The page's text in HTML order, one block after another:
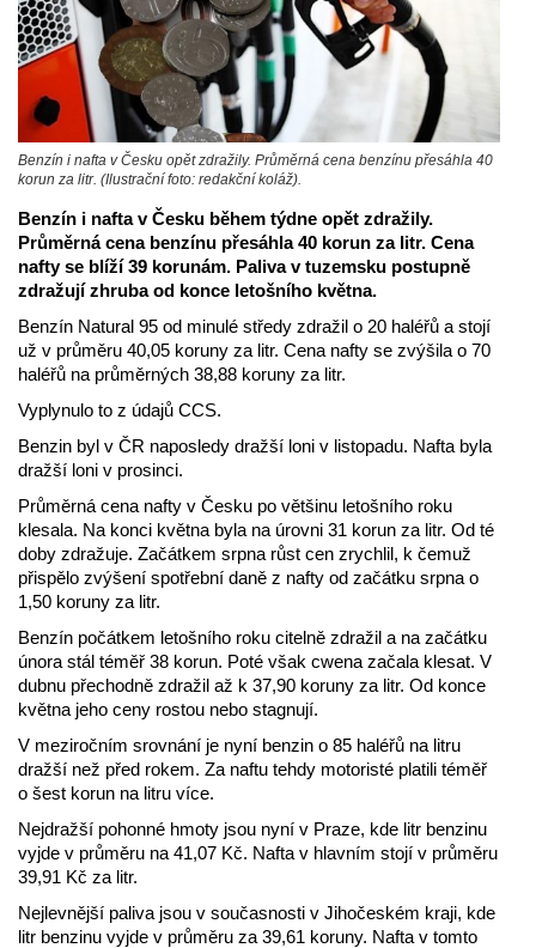
Benzín i nafta v Česku opět zdražily. Průměrná cena benzínu přesáhla 40
korun za litr. (Ilustrační foto: redakční koláž).
Benzín i nafta v Česku během týdne opět zdražily.
Průměrná cena benzínu přesáhla 40 korun za litr. Cena
nafty se blíží 39 korunám. Paliva v tuzemsku postupně
zdražují zhruba od konce letošního května.
Benzín Natural 95 od minulé středy zdražil o 20 haléřů a stojí
už v průměru 40,05 koruny za litr. Cena nafty se zvýšila o 70
haléřů na průměrných 38,88 koruny za litr.
Vyplynulo to z údajů CCS.
Benzin byl v ČR naposledy dražší loni v listopadu. Nafta byla
dražší loni v prosinci.
Průměrná cena nafty v Česku po většinu letošního roku
klesala. Na konci května byla na úrovni 31 korun za litr. Od té
doby zdražuje. Začátkem srpna růst cen zrychlil, k čemuž
přispělo zvýšení spotřební daně z nafty od začátku srpna o
1,50 koruny za litr.
Benzín počátkem letošního roku citelně zdražil a na začátku
února stál téměř 38 korun. Poté však cwena začala klesat. V
dubnu přechodně zdražil až k 37,90 koruny za litr. Od konce
května jeho ceny rostou nebo stagnují.
V meziročním srovnání je nyní benzin o 85 haléřů na litru
dražší než před rokem. Za naftu tehdy motoristé platili téměř
o šest korun na litru více.
Nejdražší pohonné hmoty jsou nyní v Praze, kde litr benzinu
vyjde v průměru na 41,07 Kč. Nafta v hlavním stojí v průměru
39,91 Kč za litr.
Nejlevnější paliva jsou v současnosti v Jihočeském kraji, kde
litr benzinu vyjde v průměru za 39,61 koruny. Nafta v tomto